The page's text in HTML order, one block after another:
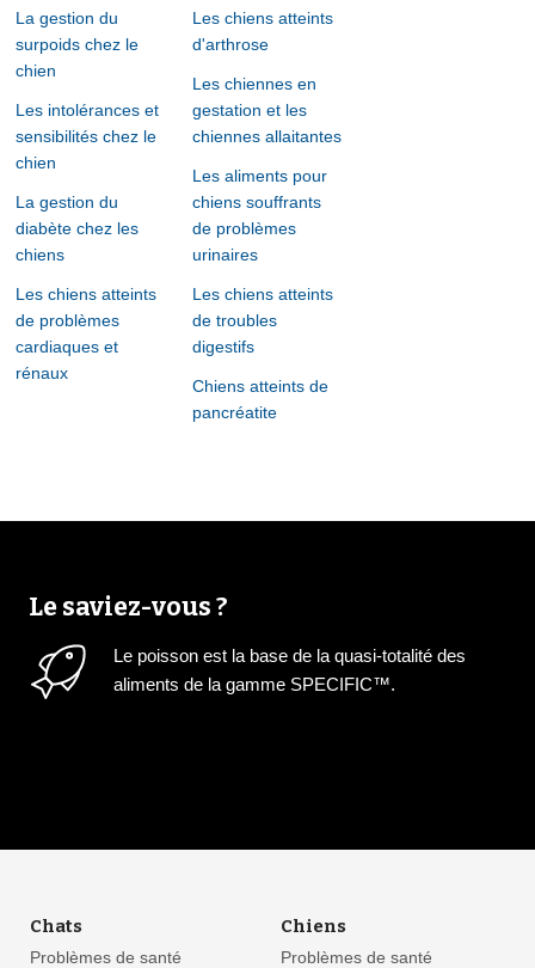
La gestion du
surpoids chez le
chien
Les intolérances et
sensibilités chez le
chien
La gestion du
diabète chez les
chiens
Les chiens atteints
de problèmes
cardiaques et
rénaux
Les chiens atteints
d'arthrose
Les chiennes en
gestation et les
chiennes allaitantes
Les aliments pour
chiens souffrants
de problèmes
urinaires
Les chiens atteints
de troubles
digestifs
Chiens atteints de
pancréatite
Le saviez-vous ?
Le poisson est la base de la quasi-totalité des
aliments de la gamme SPECIFIC™.
Chats
Problèmes de santé
Chiens
Problèmes de santé